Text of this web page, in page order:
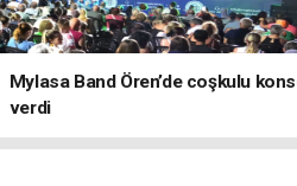
Mylasa Band Ören’de coşkulu
verdi